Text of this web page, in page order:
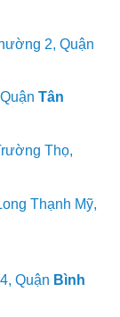
2, Quận
Tân
Thọ,
Thạnh Mỹ,
Quận Bình